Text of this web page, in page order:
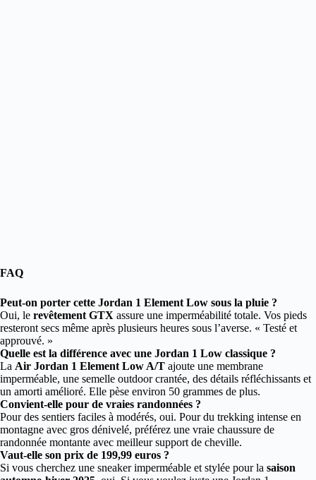
FAQ
Peut-on porter cette Jordan 1 Element Low sous la pluie ?
Oui, le revêtement GTX assure une imperméabilité totale. Vos pieds
resteront secs même après plusieurs heures sous l’averse. « Testé et
approuvé. »
Quelle est la différence avec une Jordan 1 Low classique ?
La Air Jordan 1 Element Low A/T ajoute une membrane
imperméable, une semelle outdoor crantée, des détails réfléchissants et
un amorti amélioré. Elle pèse environ 50 grammes de plus.
Convient-elle pour de vraies randonnées ?
Pour des sentiers faciles à modérés, oui. Pour du trekking intense en
montagne avec gros dénivelé, préférez une vraie chaussure de
randonnée montante avec meilleur support de cheville.
Vaut-elle son prix de 199,99 euros ?
Si vous cherchez une sneaker imperméable et stylée pour la saison